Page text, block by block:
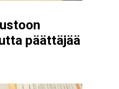
päättäjää